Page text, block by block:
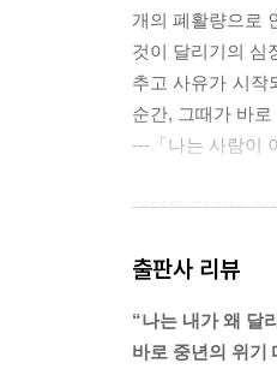
개의 폐활량으로
것이 달리기의 심
추고 사유가 시작
순간, 그때가 바
---「나는 사람이
언덕을 달리는 것
덕을 달리던 것은
은 최소한 이런
---「언덕을 전력
출판사 리뷰
“나는 내가 왜 달
바로 중년의 위기